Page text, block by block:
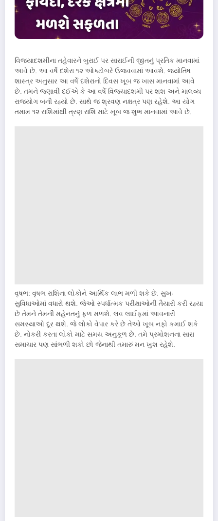
વિજયાદશમીના તહેવારને બુરાઈ પર સારાઈની જીતનું પ્રતિક માનવામાં
આવે છે. આ વર્ષે દશેરા ૧૨ ઓક્ટોબરે ઉજવવામાં આવશે. જ્યોતિષ
શાસ્ત્ર અનુસાર આ વર્ષે દશેરાનો દિવસ ખૂબ જ ખાસ માનવામાં આવે
છે. તમને જણાવી દઈએ કે આ વર્ષે વિજયાદશમી પર શશ અને માલવ્ય
રાજયોગ બની રહ્યો છે. સાથે જ શ્રવણ નક્ષત્ર પણ રહેશે. આ યોગ
તમામ ૧૨ રાશિમાંથી ત્રણ રાશિ માટે ખૂબ જ શુભ માનવામાં આવે છે.
વૃષભ: વૃષભ રાશિના લોકોને આર્થિક લાભ મળી શકે છે. સુખ-
સુવિધાઓમાં વધારો થશે. જેઓ સ્પર્ધાત્મક પરીક્ષાઓની તૈયારી કરી રહ્યા
છે તેમને તેમની મહેનતનું ફળ મળશે. લવ લાઈફમાં આવનારી
સમસ્યાઓ દૂર થશે. જે લોકો વેપાર કરે છે તેઓ ખૂબ નફો કમાઈ શકે
છે. નોકરી કરતા લોકો માટે સમય અનુકૂળ છે. તમે પ્રમોશનના સારા
સમાચાર પણ સાંભળી શકો છો જેનાથી તમારું મન ખુશ રહેશે.